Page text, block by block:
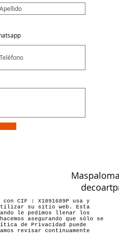
CIF : X1891689P usa y
utilizar su sitio web. Esta
le pedimos llenar los
asegurando que sólo se
de Privacidad puede
revisar continuamente